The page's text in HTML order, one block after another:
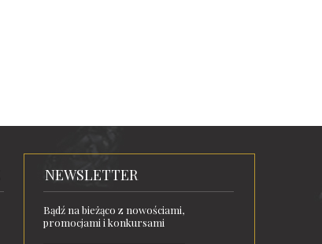
NEWSLETTER
Bądź na bieżąco z nowościami,
promocjami i konkursami